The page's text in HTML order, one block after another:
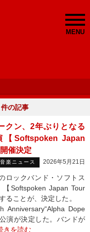
MENU
件の記事
クン、2年ぶりとなる
Softspoken Japan
催決定
音楽ニュース 2026年5月21日
ロックバンド・ソフトス
Softspoken Japan Tour
ることが、決定した。
Dope
演が決定した。バンドが
きを読む